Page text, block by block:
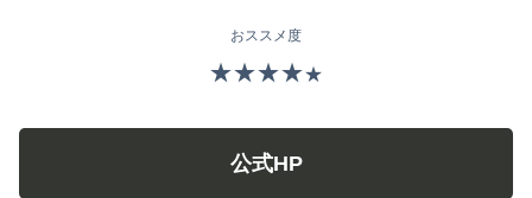
おススメ度
★★★★★
公式HP